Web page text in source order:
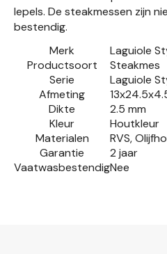
lepels. De steakmessen zijn
bestendig.
Merk
Laguiole
Productsoort
Steakmes
Serie
Laguiole
Afmeting
Dikte
2.5 mm
Kleur
Houtkleur
Materialen
RVS,
Garantie
2 jaar
VaatwasbestendigNee